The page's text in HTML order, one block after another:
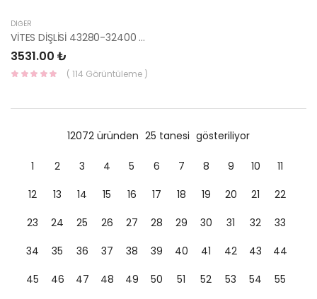
DIĞER
VİTES DİŞLİSİ 43280-32400 MOBİS
3531.00 ₺
( 114 Görüntüleme )
12072 üründen 25 tanesi gösteriliyor
1 2 3 4 5 6 7 8 9 10
11
12
13 14 15 16 17 18 19 20 21
22
23
24 25 26 27 28 29 30 31 32
33
34
35 36 37 38 39 40 41 42 43
44
45
46 47 48 49 50 51 52 53 54
55